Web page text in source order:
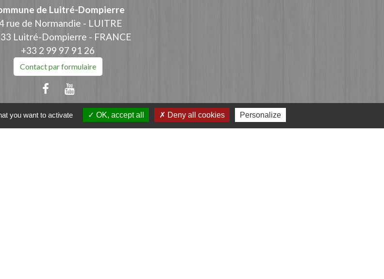
de Luitré-Dompierre
rue de Normandie - LUITRE
Luitré-Dompierre - FRANCE
+33 2 99 97 91 26
Contact par formulaire
Jumelages
you want to activate OK, accept all Deny all cookies Personalize